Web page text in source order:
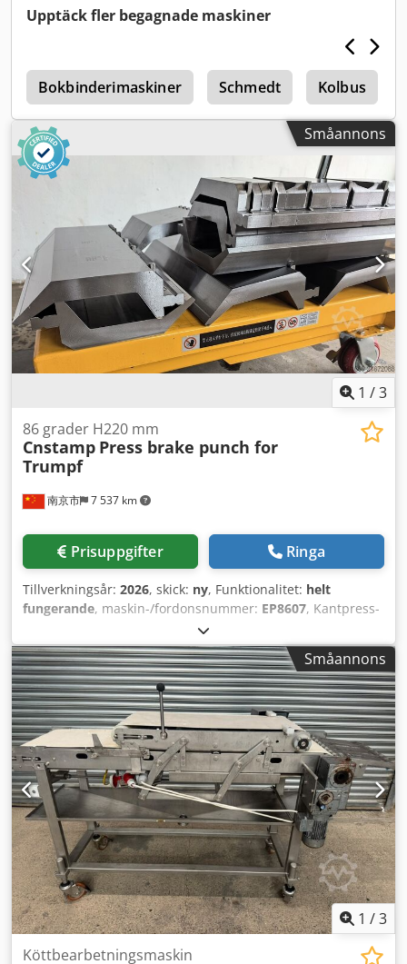
Upptäck fler begagnade maskiner
Bokbinderimaskiner Schmedt Kolbus
Småannons
1 /3
南京市 7 537 km
86 grader H220 mm
Cnstamp Press brake punch for
Trumpf
Prisuppgifter Ringa
Tillverkningsår: 2026, skick: ny, Funktionalitet: helt
fungerande, maskin-/fordonsnummer: EP8607, Kantpress-
stans för Trumpf 86 graders gåshalsstans, H220 mm
Cedpfoyzpf Eex Ac Ierf Material 42CrMo, helhärdad kropp
och radiehärdad spets med laser
Småannons
1 /3
Köttbearbetningsmaskin